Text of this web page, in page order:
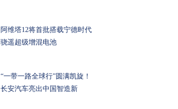
阿维塔12将首批搭载宁德时代
骁遥超级增混电池
“一带一路全球行”圆满凯旋！
长安汽车亮出中国智造新